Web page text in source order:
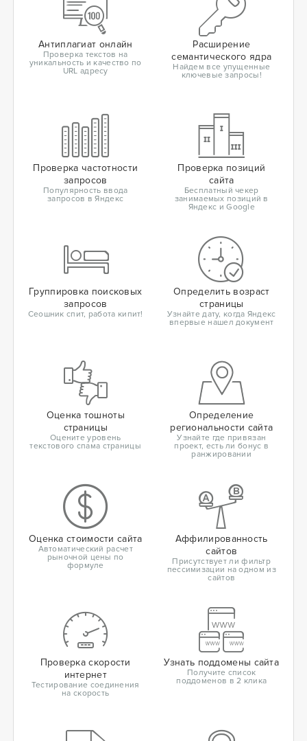
Антиплагиат онлайн
Проверка текстов на
уникальность и качество по
URL адресу
Расширение
семантического ядра
Найдем все упущенные
ключевые запросы!
Проверка частотности
запросов
Популярность ввода
запросов в Яндекс
Проверка позиций
сайта
Бесплатный чекер
занимаемых позиций в
Яндекс и Google
Группировка поисковых
запросов
Сеошник спит, работа кипит!
Определить возраст
страницы
Узнайте дату, когда Яндекс
впервые нашел документ
Оценка тошноты
страницы
Оцените уровень
текстового спама страницы
Определение
региональности сайта
Узнайте где привязан
проект, есть ли бонус в
ранжировании
Оценка стоимости сайта
Автоматический расчет
рыночной цены по
формуле
Аффилированность
сайтов
Присутствует ли фильтр
пессимизации на одном из
сайтов
Проверка скорости
интернет
Тестирование соединения
на скорость
Узнать поддомены сайта
Получите список
поддоменов в 2 клика